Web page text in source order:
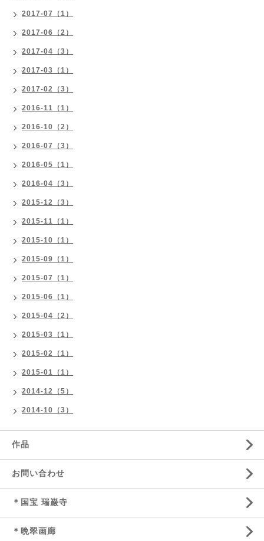
2017-07（1）
2017-06（2）
2017-04（3）
2017-03（1）
2017-02（3）
2016-11（1）
2016-10（2）
2016-07（3）
2016-05（1）
2016-04（3）
2015-12（3）
2015-11（1）
2015-10（1）
2015-09（1）
2015-07（1）
2015-06（1）
2015-04（2）
2015-03（1）
2015-02（1）
2015-01（1）
2014-12（5）
2014-10（3）
作品
お問い合わせ
＊国宝 瑞巌寺
＊晩翠画廊